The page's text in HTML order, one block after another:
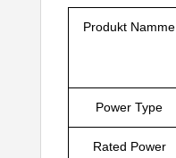
Produkt Namme
Power Type
Rated Power